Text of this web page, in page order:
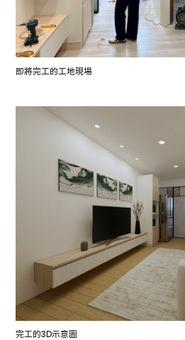
即將完工的工地現場
完工的3D示意圖